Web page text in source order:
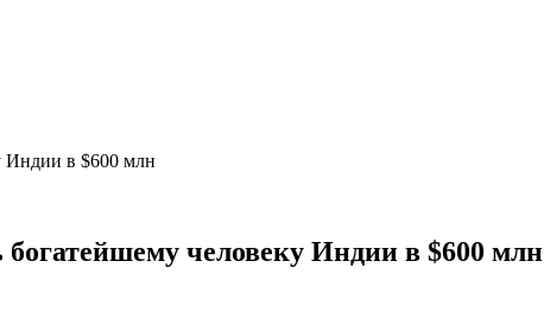
Индии в $600 млн
человеку Индии в $600 млн